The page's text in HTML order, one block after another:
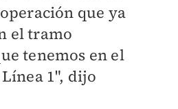
que ya
el tramo
tenemos en el
1", dijo